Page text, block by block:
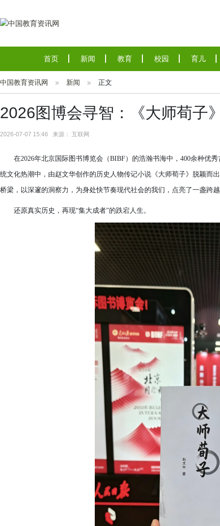
首页 新闻 教育 校园 育儿
中国教育资讯网 新闻 正文
2026图博会寻智：《大师荀子
2026-07-07 15:46 来源： 互联网
在2026年北京国际图书博览会（BIBF）的浩瀚书海中，400余种优
统文化热潮中，由赵文华创作的历史人物传记小说《大师荀子》脱颖而
桥梁，以深邃的洞察力，为身处快节奏现代社会的我们，点亮了一盏跨
还原真实历史，再现“集大成者”的跌宕人生。